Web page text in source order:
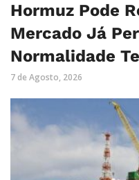
Hormuz Pode
Mercado Já
Normalidade
7 de Agosto, 2026